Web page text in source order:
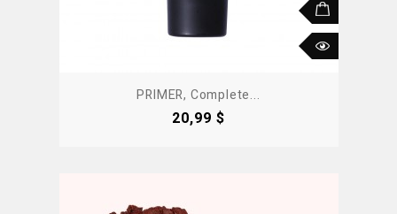
PRIMER, Complete...
Precio
20,99 $